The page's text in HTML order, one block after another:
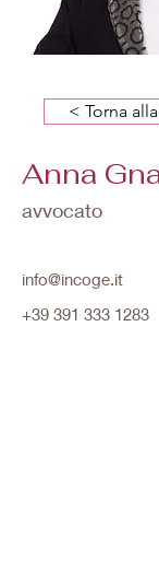
< Torna
Anna
avvocato
info@incoge.it
+39 391 333 1283